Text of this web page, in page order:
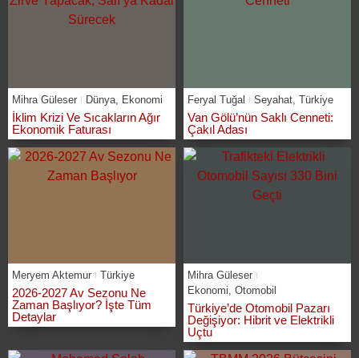
Mihra Güleser Dünya Ekonomi
İklim Krizi Ve Sıcakların Ağır
Ekonomik Faturası
Feryal Tuğal Seyahat Türkiye
Van Gölü’nün Saklı Cenneti:
Çakıl Adası
Meryem Aktemur Türkiye
2026-2027 Av Sezonu Ne
Zaman Başlıyor? İşte Tüm
Detaylar
Mihra Güleser
Ekonomi Otomobil
Türkiye’de Otomobil Pazarı
Değişiyor: Hibrit ve Elektrikli
Uçtu